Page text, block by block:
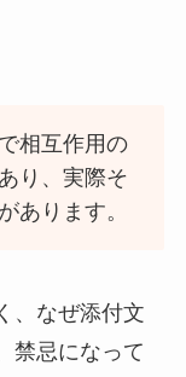
相互作用の
り、実際そ
あります。
、なぜ添付文
禁忌になって